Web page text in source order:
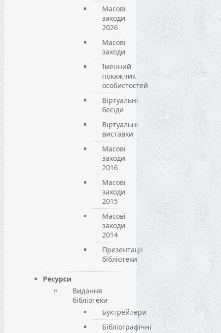
Масові
заходи
2026
Масові
заходи
Іменний
покажчик
особистостей
Віртуальні
бесіди
Віртуальні
виставки
Масові
заходи
2016
Масові
заходи
2015
Масові
заходи
2014
Презентації
бібліотеки
Ресурси
Видання
бібліотеки
Буктрейлери
Бібліографічні